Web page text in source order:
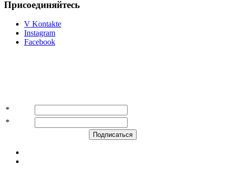
Присоединяйтесь
V Kontakte
Instagram
Facebook
*
*